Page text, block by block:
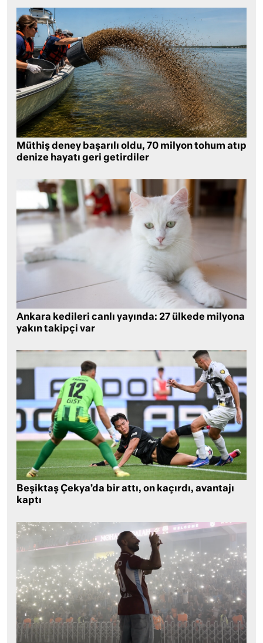
Müthiş deney başarılı oldu, 70 milyon tohum atıp
denize hayatı geri getirdiler
Ankara kedileri canlı yayında: 27 ülkede milyona
yakın takipçi var
Beşiktaş Çekya’da bir attı, on kaçırdı, avantajı
kaptı